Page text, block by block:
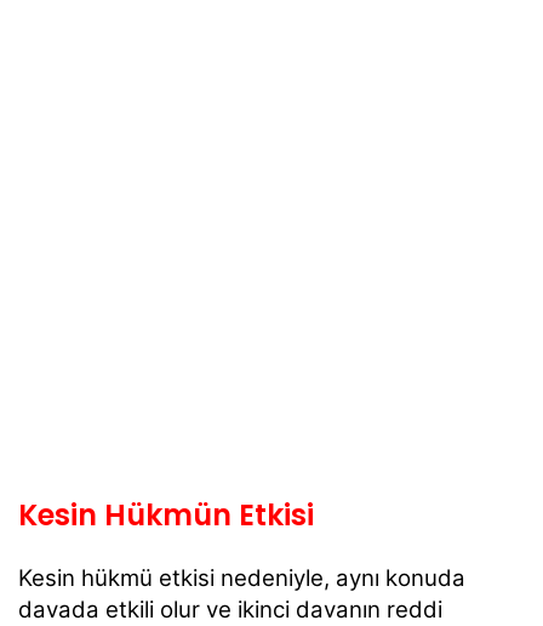
Kesin Hükmün Etkisi
Kesin hükmü etkisi nedeniyle, aynı konuda
davada etkili olur ve ikinci davanın reddi